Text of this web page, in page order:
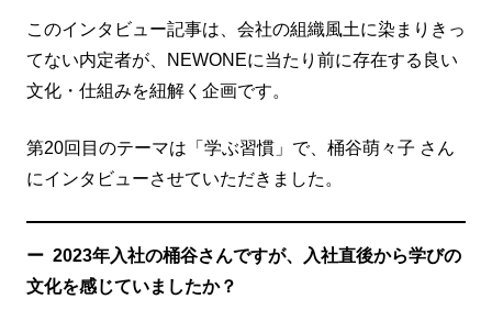
このインタビュー記事は、会社の組織風土に染まりきっ
てない内定者が、NEWONEに当たり前に存在する良い
文化・仕組みを紐解く企画です。
第20回目のテーマは「学ぶ習慣」で、桶谷萌々子 さん
にインタビューさせていただきました。
ー 2023年入社の桶谷さんですが、入社直後から学びの
文化を感じていましたか？